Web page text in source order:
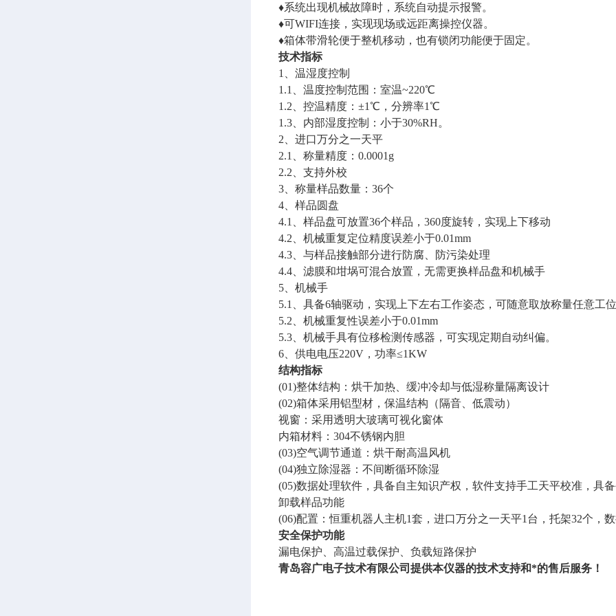
♦系统出现机械故障时，系统自动提示报警。
♦可WIFI连接，实现现场或远距离操控仪器。
♦箱体带滑轮便于整机移动，也有锁闭功能便于固定。
技术指标
1、温湿度控制
1.1、温度控制范围：室温~220℃
1.2、控温精度：±1℃，分辨率1℃
1.3、内部湿度控制：小于30%RH。
2、进口万分之一天平
2.1、称量精度：0.0001g
2.2、支持外校
3、称量样品数量：36个
4、样品圆盘
4.1、样品盘可放置36个样品，360度旋转，实现上下移动
4.2、机械重复定位精度误差小于0.01mm
4.3、与样品接触部分进行防腐、防污染处理
4.4、滤膜和坩埚可混合放置，无需更换样品盘和机械手
5、机械手
5.1、具备6轴驱动，实现上下左右工作姿态，可随意取放称量任意工
5.2、机械重复性误差小于0.01mm
5.3、机械手具有位移检测传感器，可实现定期自动纠偏。
6、供电电压220V，功率≤1KW
结构指标
(01)整体结构：烘干加热、缓冲冷却与低湿称量隔离设计
(02)箱体采用铝型材，保温结构（隔音、低震动）
视窗：采用透明大玻璃可视化窗体
内箱材料： 304不锈钢内胆
(03)空气调节通道：烘干耐高温风机
(04)独立除湿器：不间断循环除湿
(05)数据处理软件，具备自主知识产权，软件支持手工天平校准，具
卸载样品功能
(06)配置：恒重机器人主机1套，进口万分之一天平1台，托架32个，
安全保护功能
漏电保护、高温过载保护、负载短路保护
青岛容广电子技术有限公司提供本仪器的技术支持和*的售后服务！